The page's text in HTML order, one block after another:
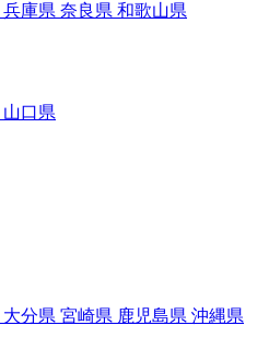
兵庫県 奈良県 和歌山県
山口県
大分県 宮崎県 鹿児島県 沖縄県